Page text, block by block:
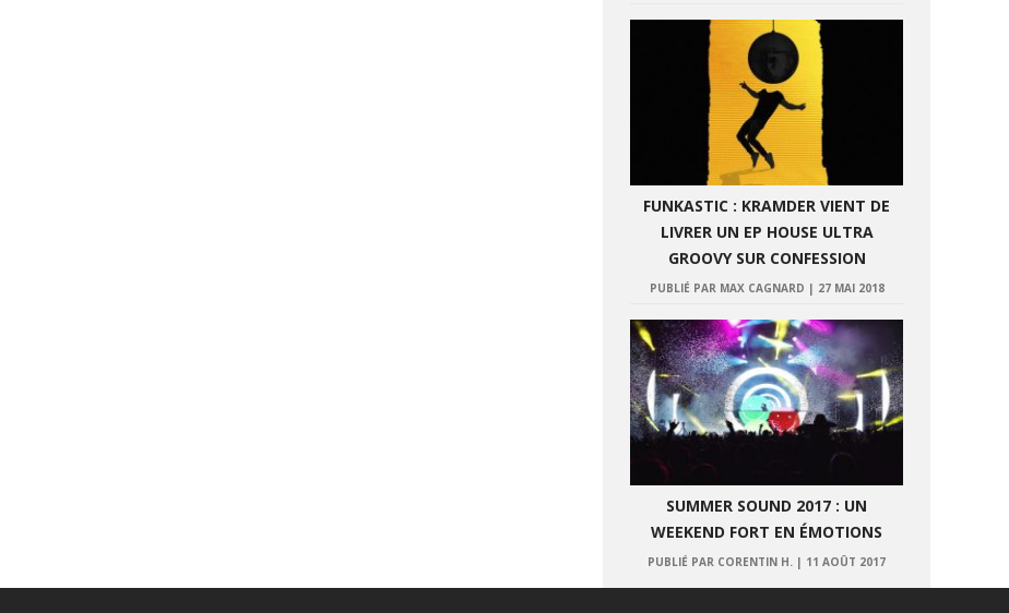
FUNKASTIC : KRAMDER VIENT DE
LIVRER UN EP HOUSE ULTRA
GROOVY SUR CONFESSION
PUBLIÉ PAR MAX CAGNARD | 27 MAI 2018
SUMMER SOUND 2017 : UN
WEEKEND FORT EN ÉMOTIONS
PUBLIÉ PAR CORENTIN H. | 11 AOÛT 2017